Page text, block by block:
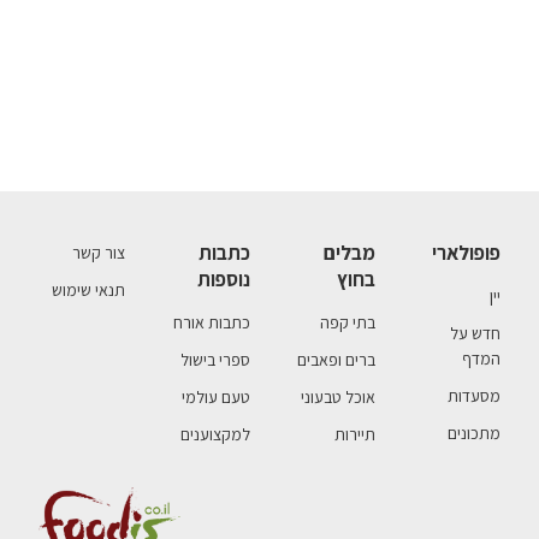
פופולארי
יין
חדש על
המדף
מסעדות
מתכונים
מבלים
בחוץ
בתי קפה
ברים ופאבים
אוכל טבעוני
תיירות
כתבות
נוספות
כתבות אורח
ספרי בישול
טעם עולמי
למקצוענים
צור קשר
תנאי שימוש